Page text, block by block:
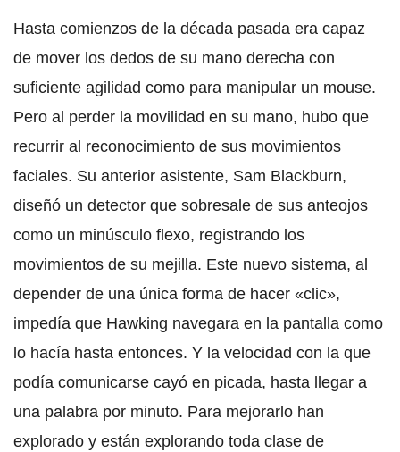
Hasta comienzos de la década pasada era capaz
de mover los dedos de su mano derecha con
suficiente agilidad como para manipular un mouse.
Pero al perder la movilidad en su mano, hubo que
recurrir al reconocimiento de sus movimientos
faciales. Su anterior asistente, Sam Blackburn,
diseñó un detector que sobresale de sus anteojos
como un minúsculo flexo, registrando los
movimientos de su mejilla. Este nuevo sistema, al
depender de una única forma de hacer «clic»,
impedía que Hawking navegara en la pantalla como
lo hacía hasta entonces. Y la velocidad con la que
podía comunicarse cayó en picada, hasta llegar a
una palabra por minuto. Para mejorarlo han
explorado y están explorando toda clase de